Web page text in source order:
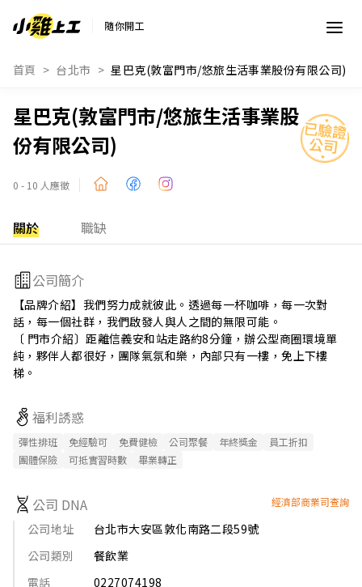
隨你開工
首頁 台北市 星巴克(敦富門市/悠旅生活事業股份有限公司)
星巴克(敦富門市/悠旅生活事業股
份有限公司)
0 - 10 人應徵
關於 職缺
公司簡介
【品牌介紹】我們努力成就彼此。透過每一杯咖啡，每一次對
話，每一個社群，我們啟發人與人之間的無限可能。
〔 門市介紹〕距離信義安和站走路約8分鐘，辦公型商圈環境單
純，夥伴人都很好，團隊氣氛和樂，內部只有一樓，免上下樓
梯。
福利誘惑
彈性排班 免經驗可 免費健檢 公司聚餐 年終獎金
員工折扣
團體保險
可抵實習時數 畢業轉正
公司 DNA 經濟部商業司查詢
公司地址
台北市大安區敦化南路二段59號
公司類別
餐飲業
電話
0227074198